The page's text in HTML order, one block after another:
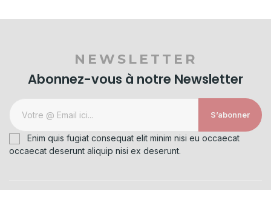
NEWSLETTER
Abonnez-vous à notre Newsletter
S’abonner
Enim quis fugiat consequat elit minim nisi eu occaecat
occaecat deserunt aliquip nisi ex deserunt.